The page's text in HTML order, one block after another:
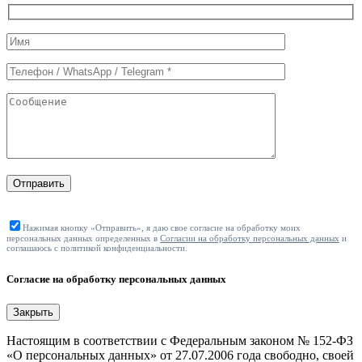
Служебные
поля
формы
Отправить
Нажимая кнопку «Отправить», я даю свое согласие на обработку моих
персональных данных определенных в Согласии на обработку персональных данных и
соглашаюсь с политикой конфиденциальности.
Согласие на обработку персональных данных
Закрыть
Настоящим в соответствии с Федеральным законом № 152-ФЗ
«О персональных данных» от 27.07.2006 года свободно, своей